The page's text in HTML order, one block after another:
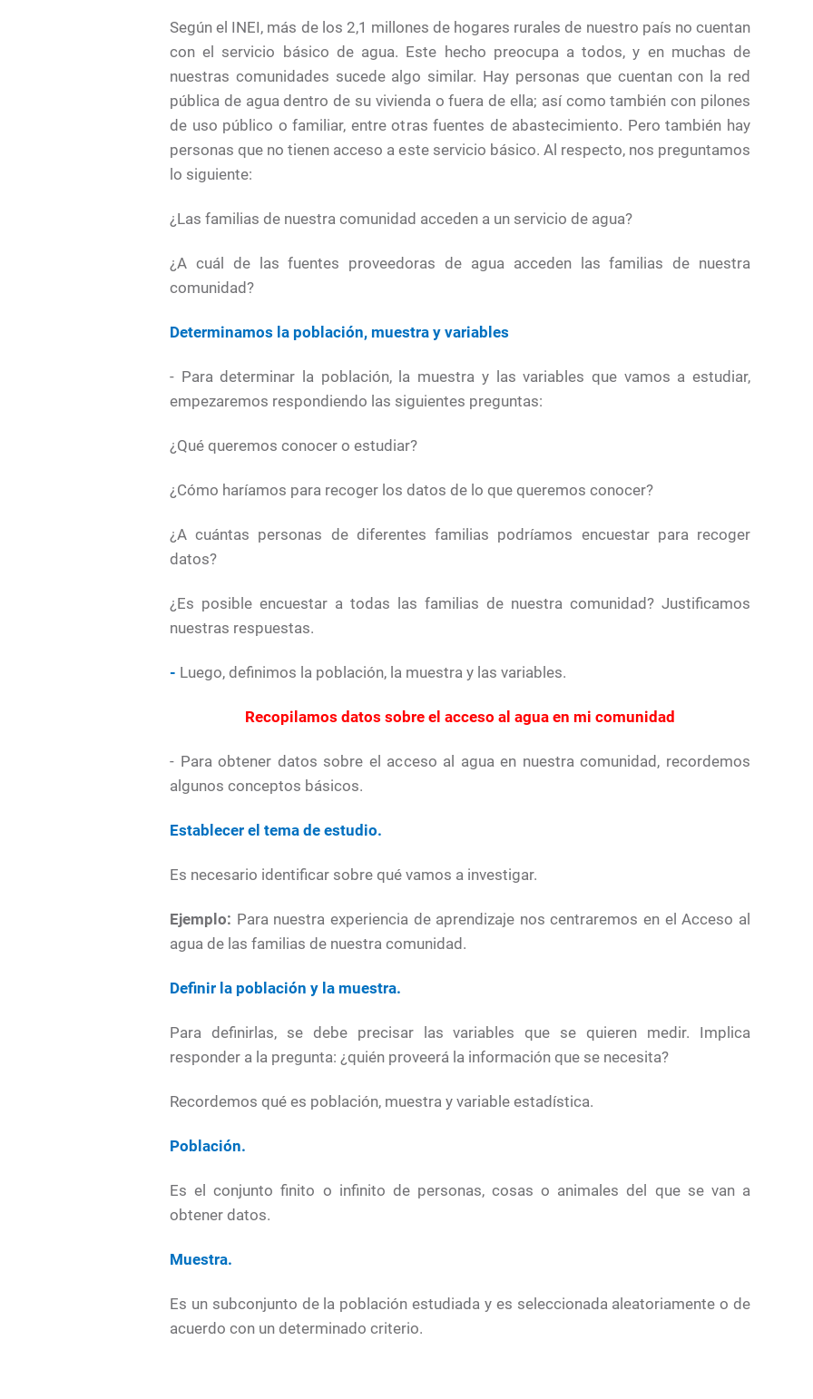
Según el INEI, más de los 2,1 millones de hogares rurales de nuestro país no cuentan
con el servicio básico de agua. Este hecho preocupa a todos, y en muchas de
nuestras comunidades sucede algo similar. Hay personas que cuentan con la red
pública de agua dentro de su vivienda o fuera de ella; así como también con pilones
de uso público o familiar, entre otras fuentes de abastecimiento. Pero también hay
personas que no tienen acceso a este servicio básico. Al respecto, nos preguntamos
lo siguiente:
¿Las familias de nuestra comunidad acceden a un servicio de agua?
¿A cuál de las fuentes proveedoras de agua acceden las familias de nuestra
comunidad?
Determinamos la población, muestra y variables
- Para determinar la población, la muestra y las variables que vamos a estudiar,
empezaremos respondiendo las siguientes preguntas:
¿Qué queremos conocer o estudiar?
¿Cómo haríamos para recoger los datos de lo que queremos conocer?
¿A cuántas personas de diferentes familias podríamos encuestar para recoger
datos?
¿Es posible encuestar a todas las familias de nuestra comunidad? Justificamos
nuestras respuestas.
- Luego, definimos la población, la muestra y las variables.
Recopilamos datos sobre el acceso al agua en mi comunidad
- Para obtener datos sobre el acceso al agua en nuestra comunidad, recordemos
algunos conceptos básicos.
Establecer el tema de estudio.
Es necesario identificar sobre qué vamos a investigar.
Ejemplo: Para nuestra experiencia de aprendizaje nos centraremos en el Acceso al
agua de las familias de nuestra comunidad.
Definir la población y la muestra.
Para definirlas, se debe precisar las variables que se quieren medir. Implica
responder a la pregunta: ¿quién proveerá la información que se necesita?
Recordemos qué es población, muestra y variable estadística.
Población.
Es el conjunto finito o infinito de personas, cosas o animales del que se van a
obtener datos.
Muestra.
Es un subconjunto de la población estudiada y es seleccionada aleatoriamente o de
acuerdo con un determinado criterio.